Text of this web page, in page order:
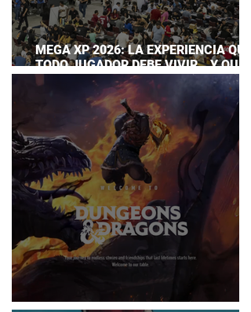
MEGA XP 2026: LA EXPERIENCIA QUE
TODO JUGADOR DEBE VIVIR… Y QUE
AHORA PUEDES DISFRUTAR A TU